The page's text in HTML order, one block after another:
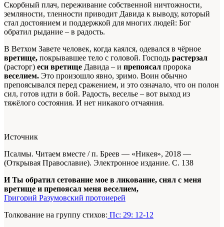
Скорбный плач, переживание собственной ничтожности,
земляности, тленности приводит Давида к выводу, который
стал достоянием и поддержкой для многих людей: Бог
обратил рыдание – в радость.
В Ветхом Завете человек, когда каялся, одевался в чёрное
вретище, покрывавшее тело с головой. Господь растерзал
(расторг) еси вретище Давида – и препоясал пророка
веселием. Это произошло явно, зримо. Воин обычно
препоясывался перед сражением, и это означало, что он полон
сил, готов идти в бой. Радость, веселье – вот выход из
тяжёлого состояния. И нет никакого отчаяния.
Источник
Псалмы. Читаем вместе / п. Бреев — «Никея», 2018 —
(Открывая Православие). Электронное издание. С. 138
И Ты обратил сетование мое в ликование, снял с меня
вретище и препоясал меня веселием,
Григорий Разумовский протоиерей
Толкование на группу стихов: Пс: 29: 12-12